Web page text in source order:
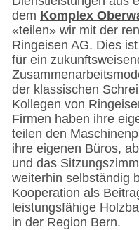
dem Komplex
«teilen» wir mit der
Ringeisen AG. Dies
für ein
der klassischen
Kollegen von
Firmen haben ihre
teilen den
ihre eigenen Büros,
und das
weiterhin selbständig
Kooperation als
leistungsfähige
in der Region Bern.